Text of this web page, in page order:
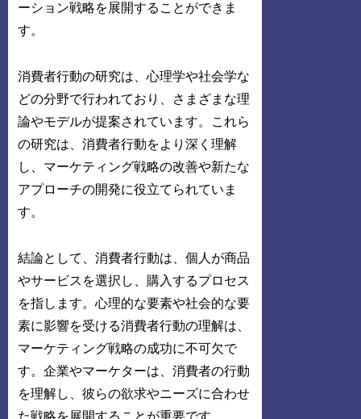
ーション戦略を展開することができま
す。
消費者行動の研究は、心理学や社会学な
どの分野で行われており、さまざまな理
論やモデルが提案されています。これら
の研究は、消費者行動をより深く理解
し、マーケティング戦略の改善や新たな
アプローチの開発に役立てられていま
す。
結論として、消費者行動は、個人が商品
やサービスを選択し、購入するプロセス
を指します。心理的な要素や社会的な要
素に影響を受ける消費者行動の理解は、
マーケティング戦略の成功に不可欠で
す。企業やマーケターは、消費者の行動
を理解し、彼らの欲求やニーズに合わせ
た戦略を展開することが重要です。